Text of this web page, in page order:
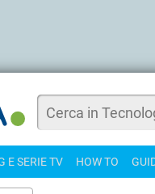
E SERIE TV HOW TO